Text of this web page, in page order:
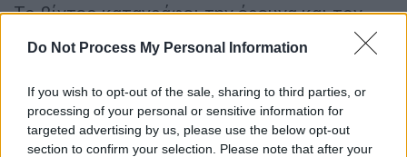
Do Not Process My Personal Information
If you wish to opt-out of the sale, sharing to third parties, or
processing of your personal or sensitive information for
targeted advertising by us, please use the below opt-out
section to confirm your selection. Please note that after your
Το βίντεο καταγράφει την έρευνα και τον
εντοπισμό φακέλων και άλλων συσκευασιών
με μετρητά σε ειδική κρύπτη, η οποία
βρισκόταν σε ένα από τακαταστήματα
γνωστής αλυσίδας γρήγορου φαγητούπου
εμπλέκεται στο κύκλωμα.